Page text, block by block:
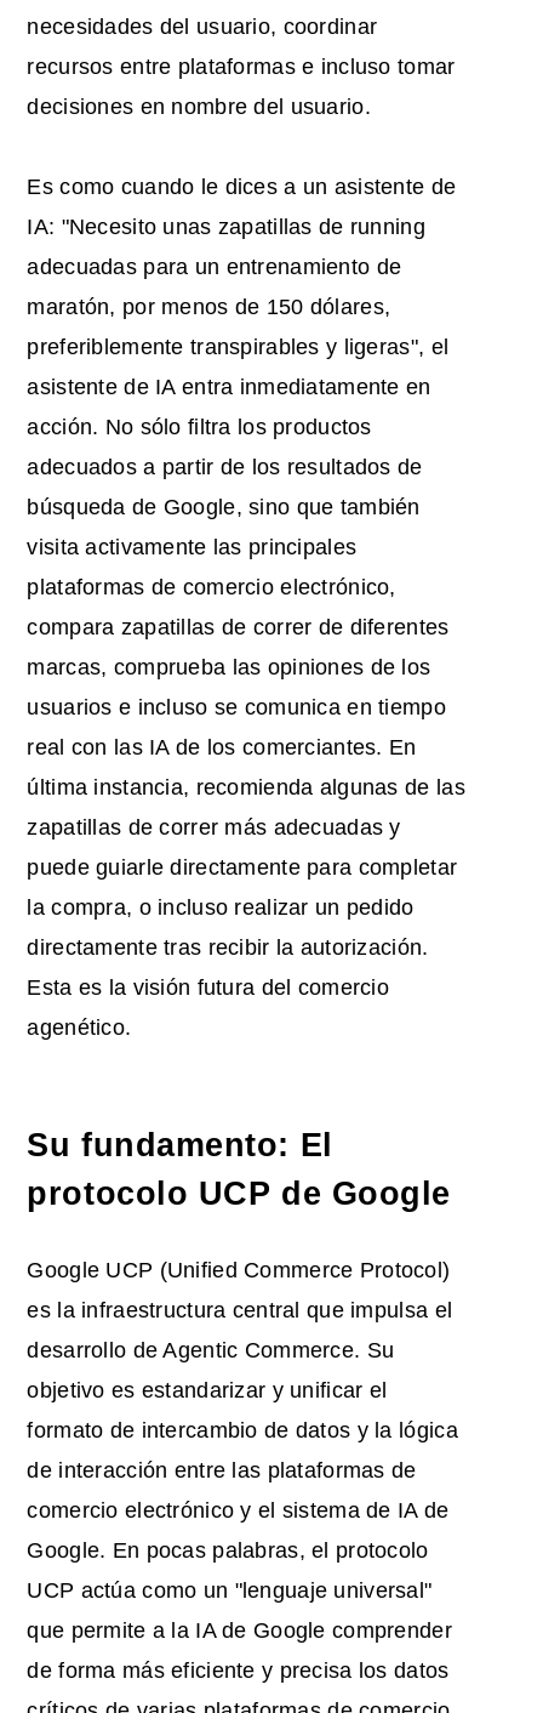
necesidades del usuario, coordinar
recursos entre plataformas e incluso tomar
decisiones en nombre del usuario.
Es como cuando le dices a un asistente de
IA: "Necesito unas zapatillas de running
adecuadas para un entrenamiento de
maratón, por menos de 150 dólares,
preferiblemente transpirables y ligeras", el
asistente de IA entra inmediatamente en
acción. No sólo filtra los productos
adecuados a partir de los resultados de
búsqueda de Google, sino que también
visita activamente las principales
plataformas de comercio electrónico,
compara zapatillas de correr de diferentes
marcas, comprueba las opiniones de los
usuarios e incluso se comunica en tiempo
real con las IA de los comerciantes. En
última instancia, recomienda algunas de las
zapatillas de correr más adecuadas y
puede guiarle directamente para completar
la compra, o incluso realizar un pedido
directamente tras recibir la autorización.
Esta es la visión futura del comercio
agenético.
Su fundamento: El
protocolo UCP de Google
Google UCP (Unified Commerce Protocol)
es la infraestructura central que impulsa el
desarrollo de Agentic Commerce. Su
objetivo es estandarizar y unificar el
formato de intercambio de datos y la lógica
de interacción entre las plataformas de
comercio electrónico y el sistema de IA de
Google. En pocas palabras, el protocolo
UCP actúa como un "lenguaje universal"
que permite a la IA de Google comprender
de forma más eficiente y precisa los datos